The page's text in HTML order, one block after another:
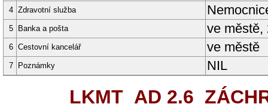
4 Zdravotní služba
5 Banka a pošta ve městě,
6 Cestovní kancelář ve městě
7 Poznámky NIL
LKMT AD 2.6